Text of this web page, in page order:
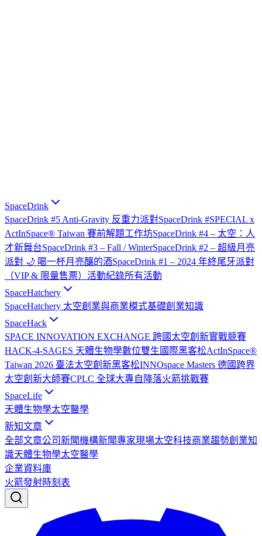
SpaceDrink
SpaceDrink #5 Anti-Gravity 反重力派對SpaceDrink #SPECIAL x
ActInSpace® Taiwan 賽前解題工作坊SpaceDrink #4 – 太空：人
才新舞台SpaceDrink #3 – Fall / WinterSpaceDrink #2 – 超級月亮
派對 🌙 喝一杯月亮釀的酒SpaceDrink #1 – 2024 年終尾牙派對
（VIP & 限量售票） 活動紀錄所有活動
SpaceHatchery
SpaceHatchery 太空創業與商業模式基礎創業知識
SpaceHack
SPACE INNOVATION EXCHANGE 跨國太空創新實戰競賽
HACK-4-SAGES 天體生物學數位雙生國際黑客松ActInSpace®
Taiwan 2026 臺法太空創新黑客松INNOspace Masters 德國跨界
太空創新大師賽CPLC 全球大專自降落火箭挑戰賽
SpaceLife
天體生物學太空醫學
新知文章
全部文章公司新聞機構新聞專家現場太空科技商業趨勢創業知
識天體生物學太空醫學
企業資料庫
火箭發射時刻表